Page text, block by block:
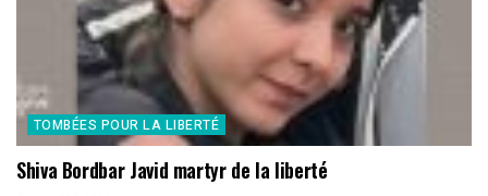
TOMBÉES POUR LA LIBERTÉ
Shiva Bordbar Javid martyr de la liberté